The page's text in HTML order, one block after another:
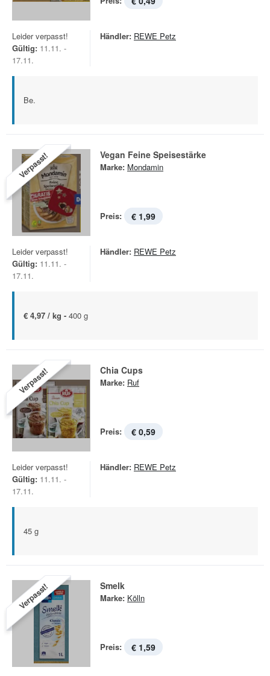
Leider verpasst!
Gültig: 11.11. -
17.11.
Händler: REWE Petz
Be.
Verpasst! Vegan Feine Speisestärke
Marke: Mondamin
Preis: € 1,99
Leider verpasst!
Gültig: 11.11. -
17.11.
Händler: REWE Petz
€ 4,97 / kg - 400 g
Verpasst! Chia Cups
Marke: Ruf
Preis: € 0,59
Leider verpasst!
Gültig: 11.11. -
17.11.
Händler: REWE Petz
45 g
Verpasst! Smelk
Marke: Kölln
Preis: € 1,59